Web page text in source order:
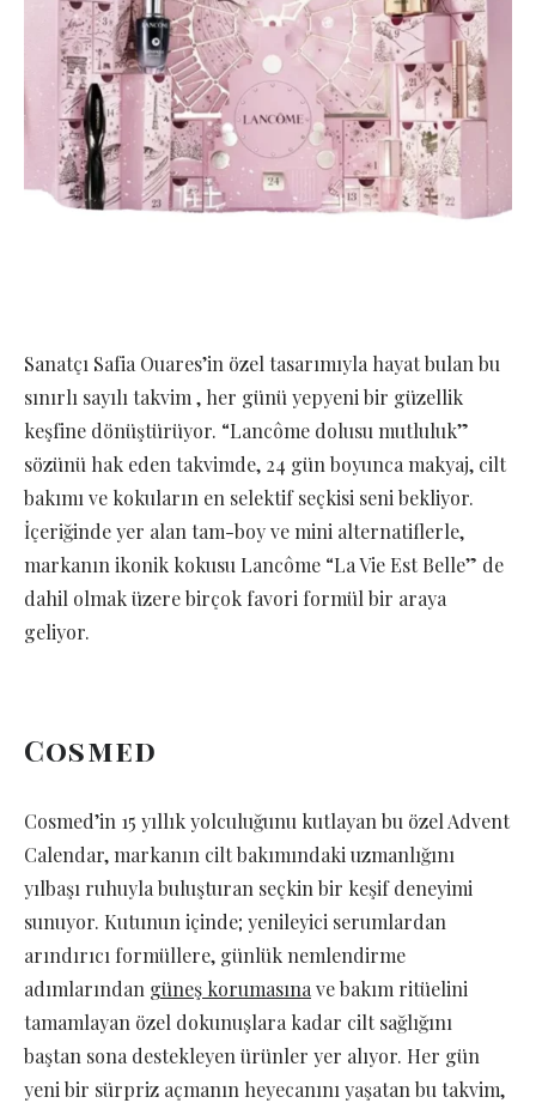
Sanatçı Safia Ouares’in özel tasarımıyla hayat bulan bu
sınırlı sayılı takvim , her günü yepyeni bir güzellik
keşfine dönüştürüyor. “Lancôme dolusu mutluluk”
sözünü hak eden takvimde, 24 gün boyunca makyaj, cilt
bakımı ve kokuların en selektif seçkisi seni bekliyor.
İçeriğinde yer alan tam-boy ve mini alternatiflerle,
markanın ikonik kokusu Lancôme “La Vie Est Belle” de
dahil olmak üzere birçok favori formül bir araya
geliyor.
Cosmed
Cosmed’in 15 yıllık yolculuğunu kutlayan bu özel Advent
Calendar, markanın cilt bakımındaki uzmanlığını
yılbaşı ruhuyla buluşturan seçkin bir keşif deneyimi
sunuyor. Kutunun içinde; yenileyici serumlardan
arındırıcı formüllere, günlük nemlendirme
adımlarından güneş korumasına ve bakım ritüelini
tamamlayan özel dokunuşlara kadar cilt sağlığını
baştan sona destekleyen ürünler yer alıyor. Her gün
yeni bir sürpriz açmanın heyecanını yaşatan bu takvim,